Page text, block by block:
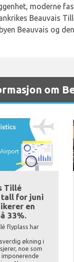
moderne
Beauvais
Beauvais og
om
Tillé
for juni
en
33%.
flyplass har
økning i
noe som